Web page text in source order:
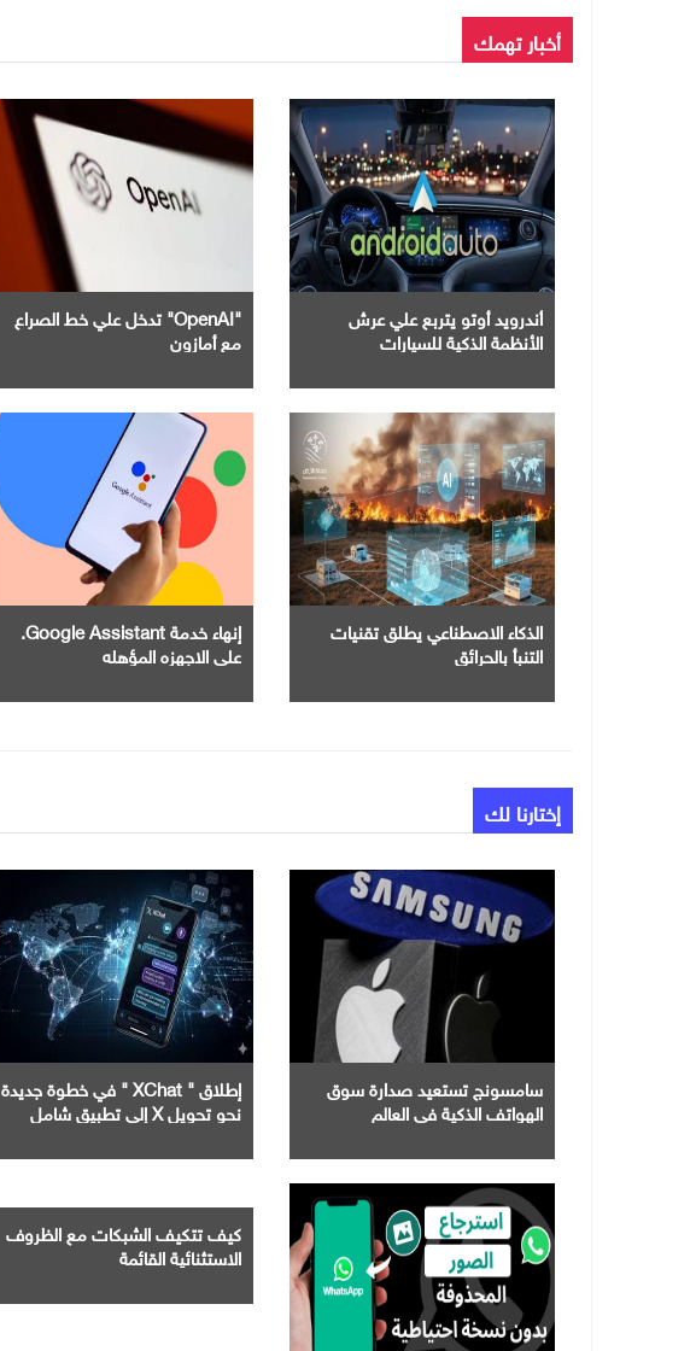
أخبار تهمك
أندرويد أوتو يتربع علي عرش
الأنظمة الذكية للسيارات
"OpenAI" تدخل علي خط الصراع
مع أمازون
الذكاء الاصطناعي يطلق تقنيات
التنبأ بالحرائق
إنهاء خدمة Google Assistant.
علي الاجهزه المؤهله
إختارنا لك
سامسونج تستعيد صدارة سوق
الهواتف الذكية في العالم
إطلاق " XChat " في خطوة جديدة
نحو تحويل X إلى تطبيق شامل
كيف تتكيف الشبكات مع الظروف
الاستثنائية القائمة